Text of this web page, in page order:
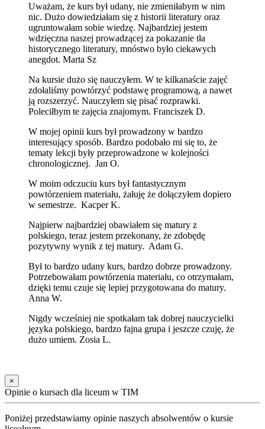
Uważam, że kurs był udany, nie zmieniłabym w nim
nic. Dużo dowiedziałam się z historii literatury oraz
ugruntowałam sobie wiedzę. Najbardziej jestem
wdzięczna naszej prowadzącej za pokazanie tła
historycznego literatury, mnóstwo było ciekawych
anegdot. Marta Sz
Na kursie dużo się nauczyłem. W te kilkanaście zajęć
zdołaliśmy powtórzyć podstawę programową, a nawet
ją rozszerzyć. Nauczyłem się pisać rozprawki.
Poleciłbym te zajęcia znajomym. Franciszek D.
W mojej opinii kurs był prowadzony w bardzo
interesujący sposób. Bardzo podobało mi się to, że
tematy lekcji były przeprowadzone w kolejności
chronologicznej. Jan O.
W moim odczuciu kurs był fantastycznym
powtórzeniem materiału, żałuję że dołączyłem dopiero
w semestrze. Kacper K.
Najpierw najbardziej obawiałem się matury z
polskiego, teraz jestem przekonany, że zdobędę
pozytywny wynik z tej matury. Adam G.
Był to bardzo udany kurs, bardzo dobrze prowadzony.
Potrzebowałam powtórzenia materiału, co otrzymałam,
dzięki temu czuje się lepiej przygotowana do matury.
Anna W.
Nigdy wcześniej nie spotkałam tak dobrej nauczycielki
języka polskiego, bardzo fajna grupa i jeszcze czuję, że
dużo umiem. Zosia L.
×
Opinie o kursach dla liceum w TIM
Poniżej przedstawiamy opinie naszych absolwentów o kursie